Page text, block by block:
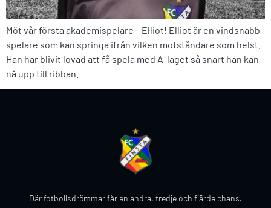
Möt vår första akademispelare – Elliot! Elliot är en vindsnabb
spelare som kan springa ifrån vilken motståndare som helst.
Han har blivit lovad att få spela med A-laget så snart han kan
nå upp till ribban.
Där fotbollsdrömmar får en andra, tredje och fjärde chans.